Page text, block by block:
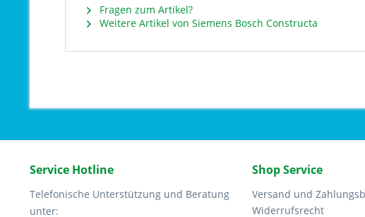
Fragen zum Artikel?
Weitere Artikel von Siemens Bosch Constructa
Service Hotline
Telefonische Unterstützung und Beratung
unter:
Shop Service
Versand und
Widerrufsrecht